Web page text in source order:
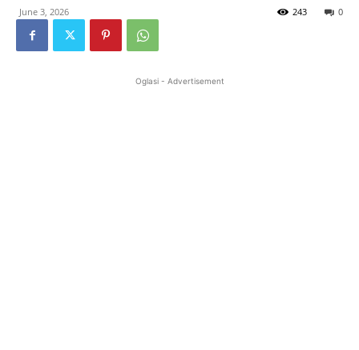
June 3, 2026 0
243
Oglasi - Advertisement